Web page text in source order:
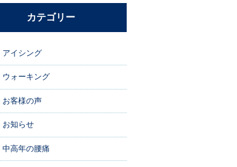
カテゴリー
アイシング
ウォーキング
お客様の声
お知らせ
中高年の腰痛